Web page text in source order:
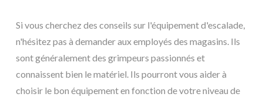
Si vous cherchez des conseils sur l'équipement d'escalade,
n'hésitez pas à demander aux employés des magasins. Ils
sont généralement des grimpeurs passionnés et
connaissent bien le matériel. Ils pourront vous aider à
choisir le bon équipement en fonction de votre niveau de